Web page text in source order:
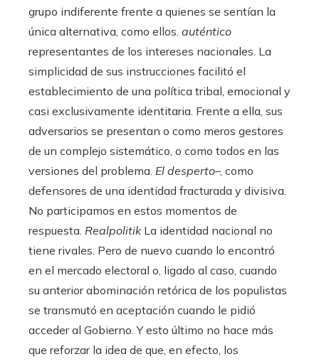
grupo indiferente frente a quienes se sentían la
única alternativa, como ellos. auténtico
representantes de los intereses nacionales. La
simplicidad de sus instrucciones facilitó el
establecimiento de una política tribal, emocional y
casi exclusivamente identitaria. Frente a ella, sus
adversarios se presentan o como meros gestores
de un complejo sistemático, o como todos en las
versiones del problema. El desperto–, como
defensores de una identidad fracturada y divisiva.
No participamos en estos momentos de
respuesta. RealpolitikLa identidad nacional no
tiene rivales. Pero de nuevo cuando lo encontró
en el mercado electoral o, ligado al caso, cuando
su anterior abominación retórica de los populistas
se transmutó en aceptación cuando le pidió
acceder al Gobierno. Y esto último no hace más
que reforzar la idea de que, en efecto, los